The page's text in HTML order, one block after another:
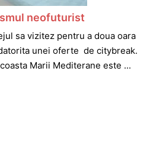
neofuturist
sa vizitez pentru a doua oara
unei oferte de citybreak.
Marii Mediterane este ...